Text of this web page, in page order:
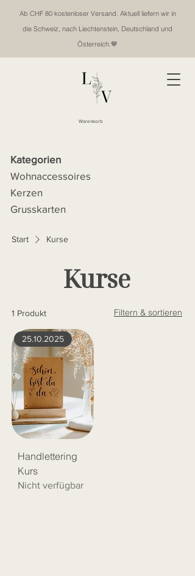
Ab CHF 80 kostenloser Versand. Aktuell liefern wir in
die Schweiz, nach Liechtenstein, Deutschland und
Österreich.🤎
Warenkorb
Kategorien
Wohnaccessoires
Kerzen
Grusskarten
Start Kurse
Kurse
1 Produkt Filtern & sortieren
25.10.2025
Handlettering
Kurs
Nicht verfügbar